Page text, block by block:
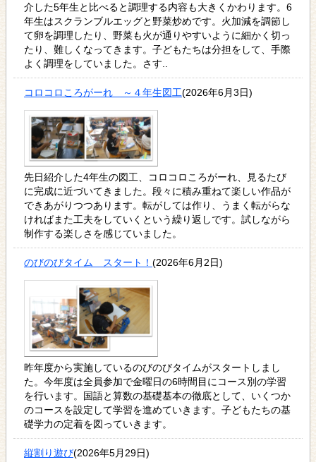
介した5年生と比べると調理する内容も大きくかわります。6
年生はスクランブルエッグと野菜炒めです。火加減を調節し
て卵を調理したり、野菜も火が通りやすいように細かく切っ
たり、難しくなってきます。子どもたちは分担をして、手際
よく調理をしていました。さす..
コロコロころがーれ ～４年生図工(2026年6月3日)
先日紹介した4年生の図工、コロコロころがーれ、見るたび
に完成に近づいてきました。段々に積み重ねて楽しい作品が
できあがりつつあります。転がしては作り、うまく転がらな
ければまた工夫をしていくという繰り返しです。試しながら
制作する楽しさを感じていました。
のびのびタイム スタート！ (2026年6月2日)
昨年度から実施しているのびのびタイムがスタートしまし
た。今年度は全員参加で金曜日の6時間目にコース別の学習
を行います。国語と算数の基礎基本の徹底として、いくつか
のコースを設定して学習を進めていきます。子どもたちの基
礎学力の定着を図っていきます。
縦割り遊び(2026年5月29日)